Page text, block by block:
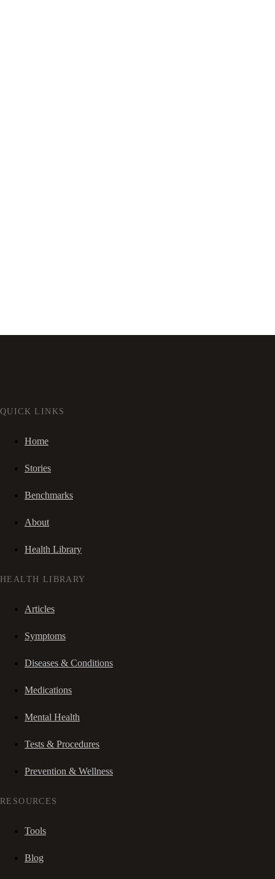
QUICK LINKS
Home
Stories
Benchmarks
About
Health Library
HEALTH LIBRARY
Articles
Symptoms
Diseases & Conditions
Medications
Mental Health
Tests & Procedures
Prevention & Wellness
RESOURCES
Tools
Blog